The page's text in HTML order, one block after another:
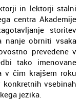
in lektorji stalni
centra Akademije
storitev
nanje obrniti vsaka
prevedene v
tako imenovane
v čim krajšem roku
vsebinah
jezika.